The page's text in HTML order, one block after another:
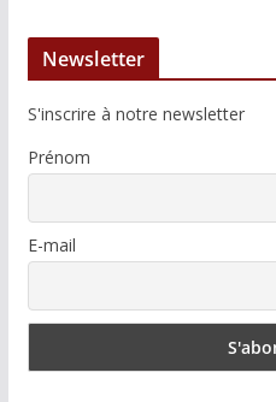
Newsletter
S'inscrire à notre newsletter
Prénom
E-mail